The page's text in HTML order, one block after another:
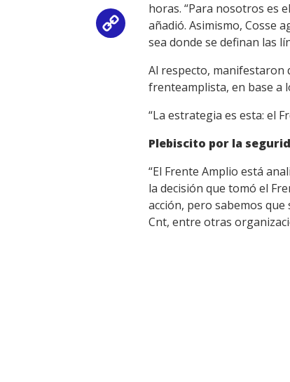
Copy
horas. “Para nosotros es
añadió. Asimismo, Cosse
sea donde se definan las
Al respecto, manifestaron
frenteamplista, en base a
“La estrategia es esta: el
Plebiscito por la
“El Frente Amplio está
la decisión que tomó el
acción, pero sabemos
Cnt, entre otras